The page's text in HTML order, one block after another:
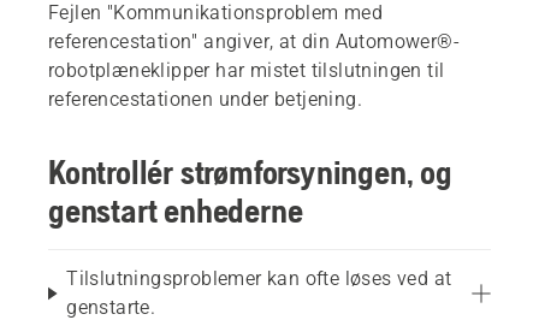
Fejlen "Kommunikationsproblem med
referencestation" angiver, at din Automower®-
robotplæneklipper har mistet tilslutningen til
referencestationen under betjening.
Kontrollér strømforsyningen, og
genstart enhederne
Tilslutningsproblemer kan ofte løses ved at
genstarte.